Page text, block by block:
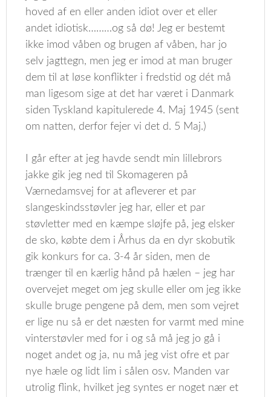
hoved af en eller anden idiot over et eller
andet idiotisk………og så dø! Jeg er bestemt
ikke imod våben og brugen af våben, har jo
selv jagttegn, men jeg er imod at man bruger
dem til at løse konflikter i fredstid og dét må
man ligesom sige at det har været i Danmark
siden Tyskland kapitulerede 4. Maj 1945 (sent
om natten, derfor fejer vi det d. 5 Maj.)
I går efter at jeg havde sendt min lillebrors
jakke gik jeg ned til Skomageren på
Værnedamsvej for at afleverer et par
slangeskindsstøvler jeg har, eller et par
støvletter med en kæmpe sløjfe på, jeg elsker
de sko, købte dem i Århus da en dyr skobutik
gik konkurs for ca. 3-4 år siden, men de
trænger til en kærlig hånd på hælen – jeg har
overvejet meget om jeg skulle eller om jeg ikke
skulle bruge pengene på dem, men som vejret
er lige nu så er det næsten for varmt med mine
vinterstøvler med for i og så må jeg jo gå i
noget andet og ja, nu må jeg vist ofre et par
nye hæle og lidt lim i sålen osv. Manden var
utrolig flink, hvilket jeg syntes er noget nær et